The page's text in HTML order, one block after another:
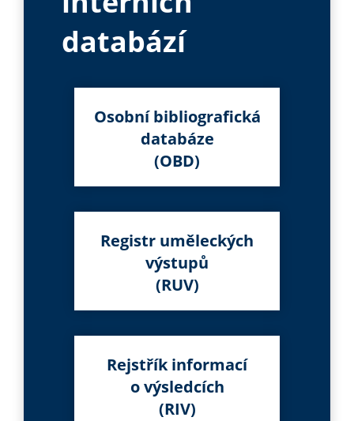
databází
Osobní bibliografická
databáze
(OBD)
Registr uměleckých
výstupů
(RUV)
Rejstřík informací
o výsledcích
(RIV)